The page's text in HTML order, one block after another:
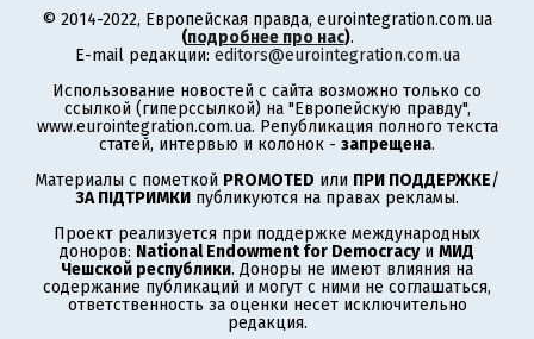
© 2014-2022, Европейская правда, eurointegration.com.ua
(подробнее про нас).
E-mail редакции: editors@eurointegration.com.ua
Использование новостей с сайта возможно только со
ссылкой (гиперссылкой) на "Европейскую правду",
www.eurointegration.com.ua. Републикация полного текста
статей, интервью и колонок - запрещена.
Материалы с пометкой PROMOTED или ПРИ ПОДДЕРЖКЕ/
ЗА ПІДТРИМКИ публикуются на правах рекламы.
Проект реализуется при поддержке международных
доноров: National Endowment for Democracyи МИД
Чешской республики. Доноры не имеют влияния на
содержание публикаций и могут с ними не соглашаться,
ответственность за оценки несет исключительно
редакция.